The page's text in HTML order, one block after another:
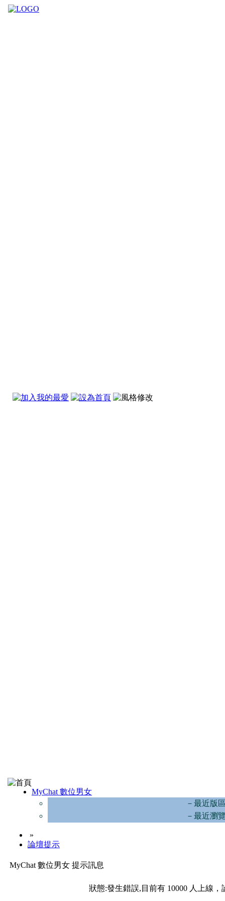
MyChat 數位男女
－最近版
－最近瀏
»
論壇提示
MyChat 數位男女 提示訊息
狀態:發生錯誤,目前有 10000 人上線